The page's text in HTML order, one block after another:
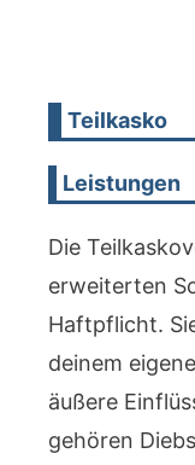
Teilkasko
Leistungen
Die
erweiterten
Haftpflicht.
deinem
äußere
gehören